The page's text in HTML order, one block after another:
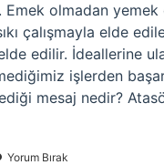
Emek olmadan
çalışmayla elde
edilir. İdeallerine
işlerden
mesaj nedir?
Yorum Bırak